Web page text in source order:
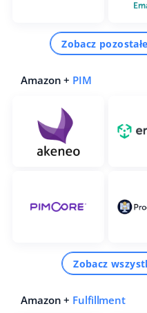
Zobacz
Amazon + PIM
Zobacz
Amazon + Fulfillment